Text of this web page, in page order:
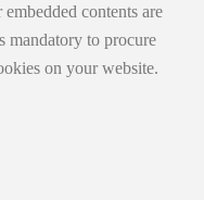
contents are
mandatory to procure
on your website.